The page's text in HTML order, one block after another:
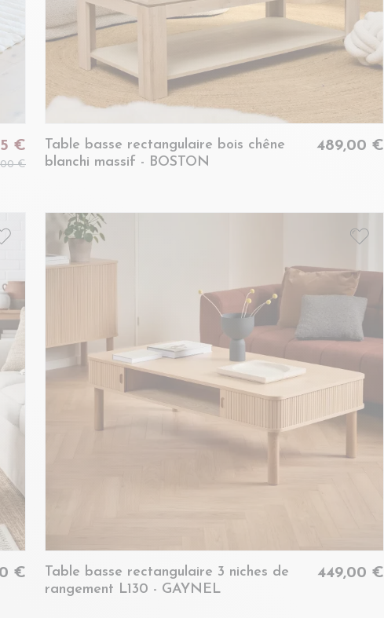
€
€
Table basse rectangulaire bois chêne
blanchi massif - BOSTON
489,00 €
€
Table basse rectangulaire 3 niches de
rangement L130 - GAYNEL
449,00 €